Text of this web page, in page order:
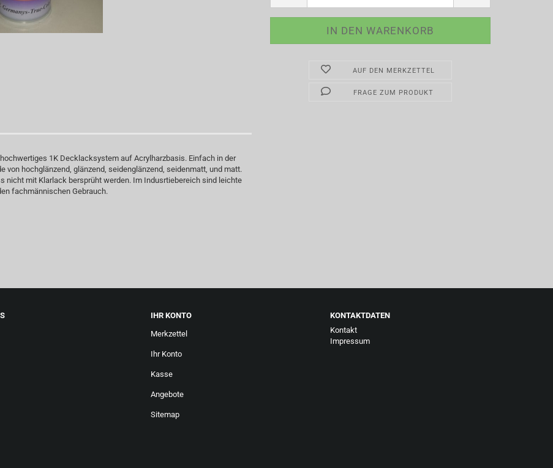
AUF DEN MERKZETTEL
FRAGE ZUM PRODUKT
1K Decklacksystem auf Acrylharzbasis. Einfach in der
von hochglänzend, glänzend, seidenglänzend, seidenmatt, und matt.
nicht mit Klarlack bersprüht werden. Im Indusrtiebereich sind leichte
fachmännischen Gebrauch.
IHR KONTO
Merkzettel
Ihr Konto
Kasse
Angebote
Sitemap
KONTAKTDATEN
Kontakt
Impressum